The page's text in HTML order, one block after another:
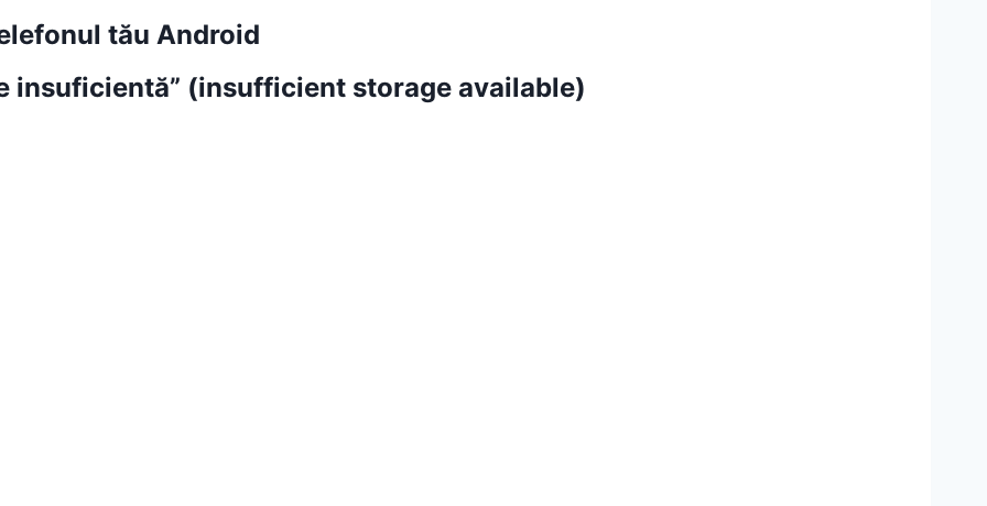
tău Android
insuficientă” (insufficient storage available)